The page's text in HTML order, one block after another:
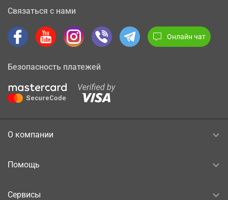
Связаться с нами
Онлайн чат
Безопасность платежей
О компании
Помощь
Сервисы